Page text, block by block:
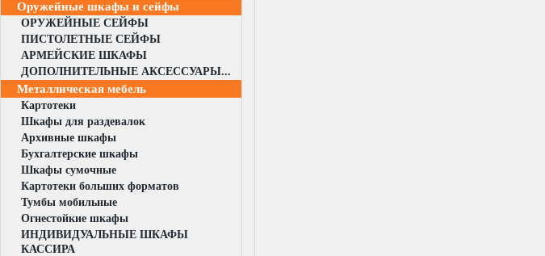
Оружейные шкафы и сейфы
ОРУЖЕЙНЫЕ СЕЙФЫ
ПИСТОЛЕТНЫЕ СЕЙФЫ
АРМЕЙСКИЕ ШКАФЫ
ДОПОЛНИТЕЛЬНЫЕ АКСЕССУАРЫ...
Металлическая мебель
Картотеки
Шкафы для раздевалок
Архивные шкафы
Бухгалтерские шкафы
Шкафы сумочные
Картотеки больших форматов
Тумбы мобильные
Огнестойкие шкафы
ИНДИВИДУАЛЬНЫЕ ШКАФЫ
КАССИРА